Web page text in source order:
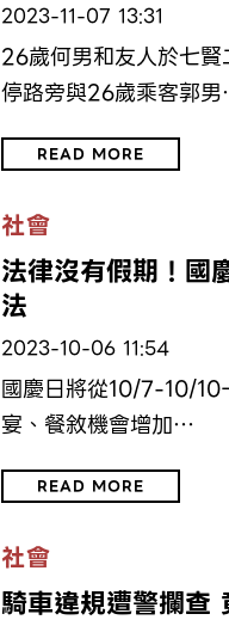
2023-11-07 13:31
26歲何男和友人於七
停路旁與26歲乘客郭
READ MORE
社會
法律沒有假期！國
法
2023-10-06 11:54
國慶日將從10/7-10/10
宴、餐敘機會增加…
READ MORE
社會
騎車違規遭警攔查